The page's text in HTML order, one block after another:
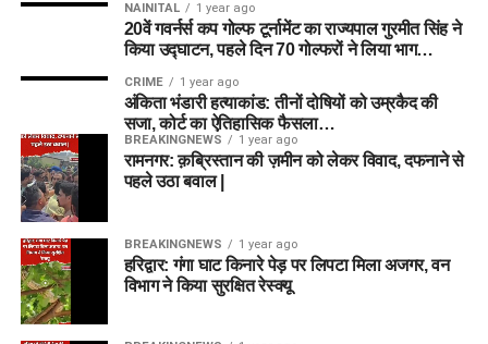
NAINITAL 1 year ago
20वें गवर्नर्स कप गोल्फ टूर्नामेंट का राज्यपाल गुरमीत सिंह ने
किया उद्घाटन, पहले दिन 70 गोल्फरों ने लिया भाग…
CRIME 1 year ago
अंकिता भंडारी हत्याकांड: तीनों दोषियों को उम्रकैद की
सजा, कोर्ट का ऐतिहासिक फैसला…
BREAKINGNEWS 1 year ago
रामनगर: क़ब्रिस्तान की ज़मीन को लेकर विवाद, दफनाने से
पहले उठा बवाल |
BREAKINGNEWS 1 year ago
हरिद्वार: गंगा घाट किनारे पेड़ पर लिपटा मिला अजगर, वन
विभाग ने किया सुरक्षित रेस्क्यू